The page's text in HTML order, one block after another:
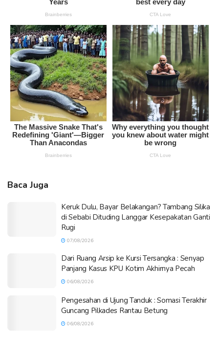
Baca Juga
Keruk Dulu, Bayar Belakangan? Tambang Silika
di Sebabi Dituding Langgar Kesepakatan Ganti
Rugi
07/08/2026
Dari Ruang Arsip ke Kursi Tersangka : Senyap
Panjang Kasus KPU Kotim Akhirnya Pecah
06/08/2026
Pengesahan di Ujung Tanduk : Somasi Terakhir
Guncang Pilkades Rantau Betung
06/08/2026